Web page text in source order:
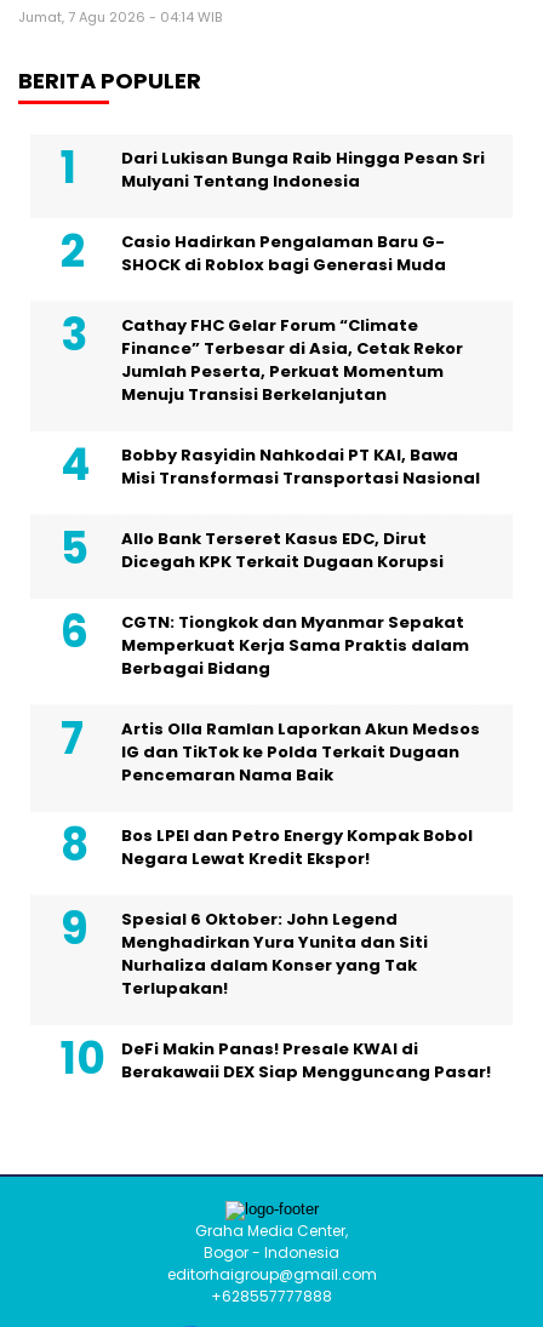
Jumat, 7 Agu 2026 - 04:14 WIB
BERITA POPULER
Dari Lukisan Bunga Raib Hingga Pesan Sri
Mulyani Tentang Indonesia
Casio Hadirkan Pengalaman Baru G-
SHOCK di Roblox bagi Generasi Muda
Cathay FHC Gelar Forum “Climate
Finance” Terbesar di Asia, Cetak Rekor
Jumlah Peserta, Perkuat Momentum
Menuju Transisi Berkelanjutan
Bobby Rasyidin Nahkodai PT KAI, Bawa
Misi Transformasi Transportasi Nasional
Allo Bank Terseret Kasus EDC, Dirut
Dicegah KPK Terkait Dugaan Korupsi
CGTN: Tiongkok dan Myanmar Sepakat
Memperkuat Kerja Sama Praktis dalam
Berbagai Bidang
Artis Olla Ramlan Laporkan Akun Medsos
IG dan TikTok ke Polda Terkait Dugaan
Pencemaran Nama Baik
Bos LPEI dan Petro Energy Kompak Bobol
Negara Lewat Kredit Ekspor!
Spesial 6 Oktober: John Legend
Menghadirkan Yura Yunita dan Siti
Nurhaliza dalam Konser yang Tak
Terlupakan!
DeFi Makin Panas! Presale KWAI di
Berakawaii DEX Siap Mengguncang Pasar!
Graha Media Center,
Bogor - Indonesia
editorhaigroup@gmail.com
+628557777888